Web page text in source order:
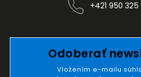
+421 950 325
Odoberať
Vložením e-mailu